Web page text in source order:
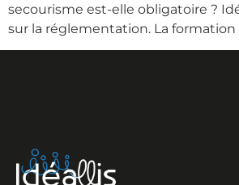
secourisme est-elle obligatoire ?
sur la réglementation. La formation